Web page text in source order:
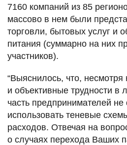
7160 компаний из 85
массово в нем были
торговли, бытовых услуг и
питания (суммарно на них
участников).
“Выяснилось, что,
и объективные трудности в
часть предпринимателей не
использовать теневые
расходов. Отвечая на
о случаях перехода Ваших